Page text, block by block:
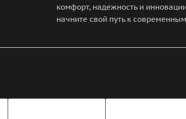
комфорт, надежность и
начните свой путь к